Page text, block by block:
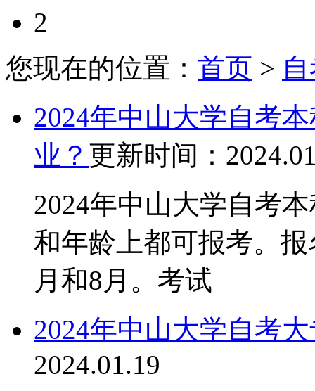
2
您现在的位置： 首页 >
2024年中山大学自考
业？ 更新时间：
2024年中山大学自考
和年龄上都可报考。
月和8月。考试
2024年中山大学自考
2024.01.19